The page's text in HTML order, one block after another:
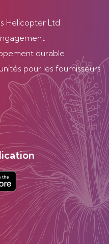
Helicopter Ltd
durable
pour les fournisseurs